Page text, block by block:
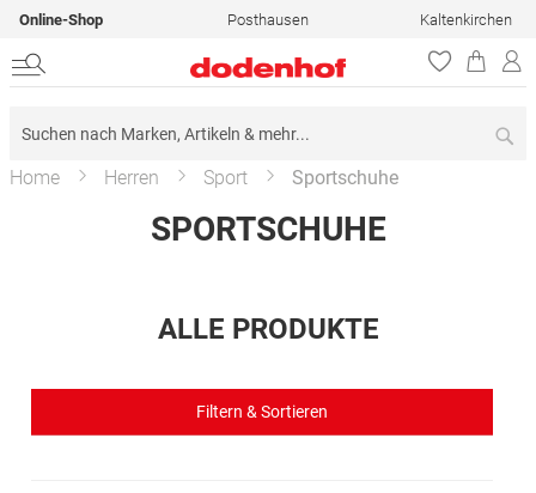
Online-Shop Posthausen Kaltenkirchen
Home Herren Sport Sportschuhe
SPORTSCHUHE
ALLE PRODUKTE
Filtern & Sortieren